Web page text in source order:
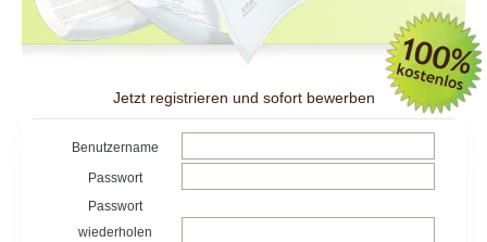
Jetzt registrieren und sofort bewerben
Benutzername
Passwort
Passwort
wiederholen